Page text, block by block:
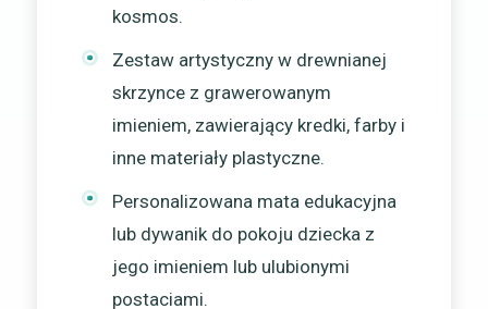
kosmos.
Zestaw artystyczny w drewnianej
skrzynce z grawerowanym
imieniem, zawierający kredki, farby i
inne materiały plastyczne.
Personalizowana mata edukacyjna
lub dywanik do pokoju dziecka z
jego imieniem lub ulubionymi
postaciami.